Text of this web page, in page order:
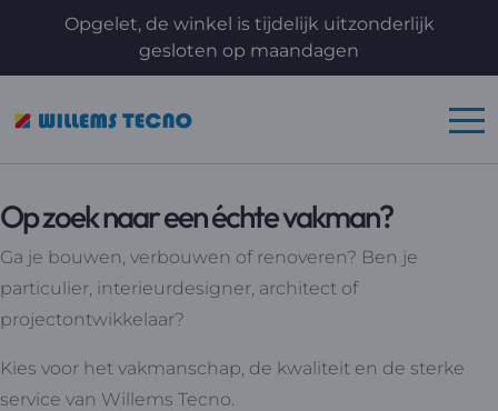
Opgelet, de winkel is tijdelijk uitzonderlijk
gesloten op maandagen
Op zoek naar een échte vakman?
Ga je bouwen, verbouwen of renoveren? Ben je
particulier, interieurdesigner, architect of
projectontwikkelaar?
Kies voor het vakmanschap, de kwaliteit en de sterke
service van Willems Tecno.